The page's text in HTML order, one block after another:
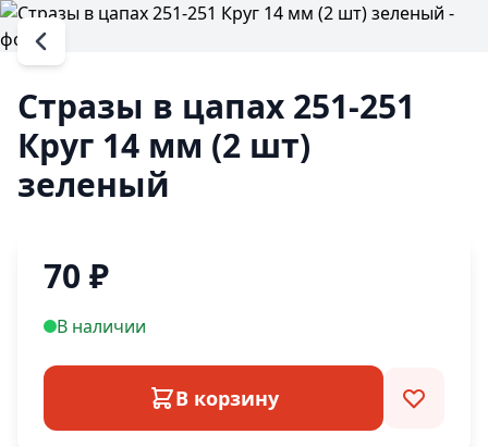
Стразы в цапах 251-251
Круг 14 мм (2 шт)
зеленый
70 ₽
В наличии
В корзину